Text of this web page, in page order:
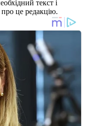
текст і
це редакцію.